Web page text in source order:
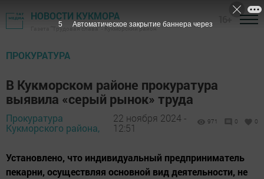
НОВОСТИ КУКМОРА
Газета "Трудовая слава" - Кукморский район
ПРОКУРАТУРА
В Кукморском районе прокуратура
выявила «серый рынок» труда
Прокуратура
Кукморского района,
22 ноября 2024 -
12:51
971 0 0
Установлено, что индивидуальный предприниматель
пекарни, осуществляя основной вид деятельности, не
4 Автоматическое закрытие баннера через